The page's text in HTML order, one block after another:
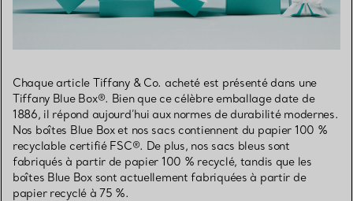
Chaque article Tiffany & Co. acheté est présenté dans une
Tiffany Blue Box®. Bien que ce célèbre emballage date de
1886, il répond aujourd’hui aux normes de durabilité modernes.
Nos boîtes Blue Box et nos sacs contiennent du papier 100 %
recyclable certifié FSC®. De plus, nos sacs bleus sont
fabriqués à partir de papier 100 % recyclé, tandis que les
boîtes Blue Box sont actuellement fabriquées à partir de
papier recyclé à 75 %.